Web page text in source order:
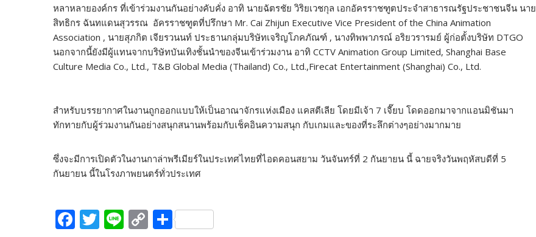
หลาหลายองค์กร ที่เข้าร่วมงานกันอย่างคับคั่ง อาทิ นายฉัตรชัย วิริยเวชกุล เอกอัครราชฑูตประจำสาธารณรัฐประชาชนจีน นาย
สิทธิกร ฉันทแดนสุวรรณ อัครราชฑูตที่ปรึกษา Mr. Cai Zhijun Executive Vice President of the China Animation
Association , นายสุภกิต เจียรวนนท์ ประธานกลุ่มบริษัทเจริญโภคภัณฑ์ , นางทิพพาภรณ์ อริยวรารมย์ ผู้ก่อตั้งบริษัท DTGO
นอกจากนี้ยังมีผู้แทนจากบริษัทบันเทิงชั้นนำของจีนเข้าร่วมงาน อาทิ CCTV Animation Group Limited, Shanghai Base
Culture Media Co., Ltd., T&B Global Media (Thailand) Co., Ltd.,Firecat Entertainment (Shanghai) Co., Ltd.
​สำหรับบรรยากาศในงานถูกออกแบบให้เป็นอาณาจักรแห่งเมือง แคสตีเลีย โดยมีเจ้า 7 เจี๊ยบ โดดออกมาจากแอนมิชันมา
ทักทายกับผู้ร่วมงานกันอย่างสนุกสนานพร้อมกับเช็คอินความสนุก กับเกมและของที่ระลึกต่างๆอย่างมากมาย
ซึ่งจะมีการเปิดตัวในงานกาล่าพรีเมียร์ในประเทศไทยที่ไอดคอนสยาม วันจันทร์ที่ 2 กันยายน นี้ ฉายจริงวันพฤหัสบดีที่ 5
กันยายน นี้ในโรงภาพยนตร์ทั่วประเทศ
F T Li C S